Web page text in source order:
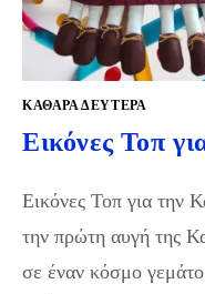
ΚΑΘΑΡΆ ΔΕΥΤΈΡΑ
Εικόνες Τοπ
Εικόνες Τοπ για την
την πρώτη αυγή της
σε έναν κόσμο